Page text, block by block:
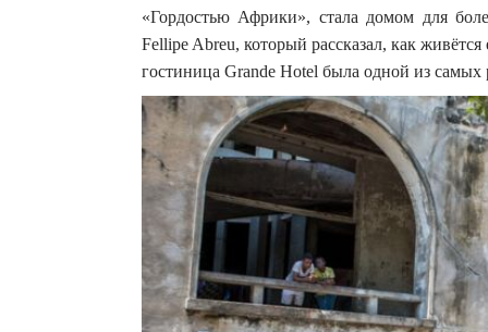
«Гордостью Африки», стала домом для
Fellipe Abreu, который рассказал, как
гостиница Grande Hotel была одной из